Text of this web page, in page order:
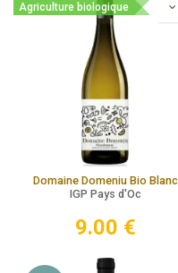
Agriculture biologique
Domaine Domeniu Bio Blanc
IGP Pays d'Oc
9.00 €